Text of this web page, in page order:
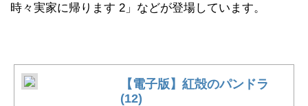
時々実家に帰ります 2」などが登場しています。
【電子版】紅殻のパンドラ
(12)